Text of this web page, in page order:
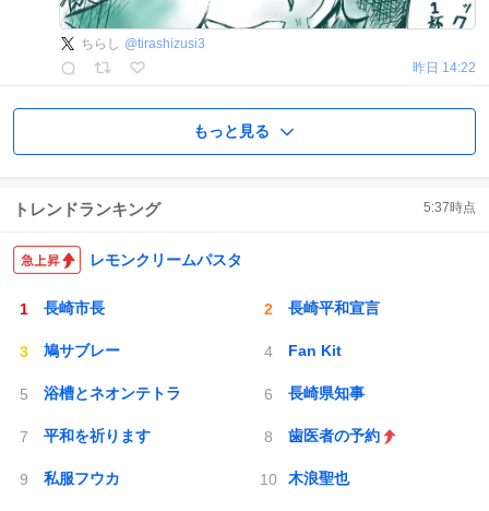
ちらし @tirashizusi3
昨日 14:22
もっと見る
トレンドランキング 5:37時点
レモンクリームパスタ
長崎市長 長崎平和宣言
鳩サブレー Fan Kit
浴槽とネオンテトラ 長崎県知事
平和を祈ります 歯医者の予約
私服フウカ 木浪聖也